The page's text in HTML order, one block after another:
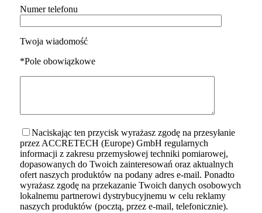
Numer telefonu
Twoja wiadomość
*Pole obowiązkowe
Naciskając ten przycisk wyrażasz zgodę na przesyłanie
przez ACCRETECH (Europe) GmbH regularnych
informacji z zakresu przemysłowej techniki pomiarowej,
dopasowanych do Twoich zainteresowań oraz aktualnych
ofert naszych produktów na podany adres e-mail. Ponadto
wyrażasz zgodę na przekazanie Twoich danych osobowych
lokalnemu partnerowi dystrybucyjnemu w celu reklamy
naszych produktów (pocztą, przez e-mail, telefonicznie).